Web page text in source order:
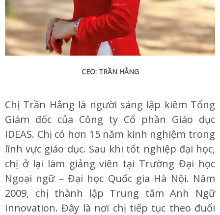
CEO: TRẦN HẰNG
Chị Trần Hằng là người sáng lập kiêm Tổng
Giám đốc của Công ty Cổ phần Giáo dục
IDEAS. Chị có hơn 15 năm kinh nghiệm trong
lĩnh vực giáo dục. Sau khi tốt nghiệp đại học,
chị ở lại làm giảng viên tại Trường Đại học
Ngoại ngữ – Đại học Quốc gia Hà Nội. Năm
2009, chị thành lập Trung tâm Anh Ngữ
Innovation. Đây là nơi chị tiếp tục theo đuổi